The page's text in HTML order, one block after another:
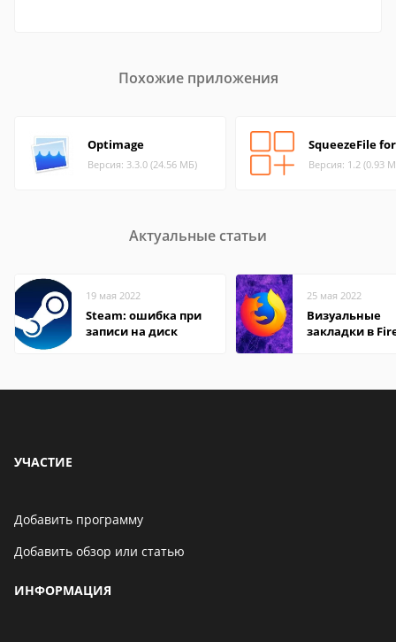
Похожие приложения
Optimage
Версия: 3.3.0 (24.56 МБ)
SqueezeFile
Версия: 1.2 (0.93
Актуальные статьи
19 мая 2022
Steam: ошибка при
записи на диск
25 мая 2022
Визуальные
закладки в
УЧАСТИЕ
Добавить программу
Добавить обзор или статью
ИНФОРМАЦИЯ